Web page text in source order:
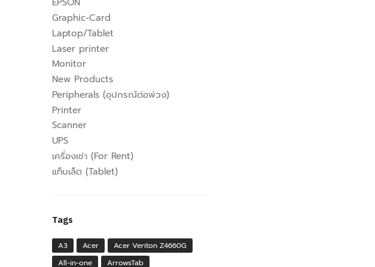
Graphic-Card
Laptop/Tablet
Laser printer
Monitor
New Products
Peripherals (อุปกรณ์ต่อพ่วง)
Printer
Scanner
UPS
เครื่องเช่า (For Rent)
แท็บเล็ต (Tablet)
Tags
A3 Acer
Acer Veriton Z4660G
All-in-one
ArrowsTab